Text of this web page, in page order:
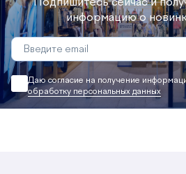
Подпишитесь сейчас и
информацию о
Даю согласие на получение
обработку персональных данных